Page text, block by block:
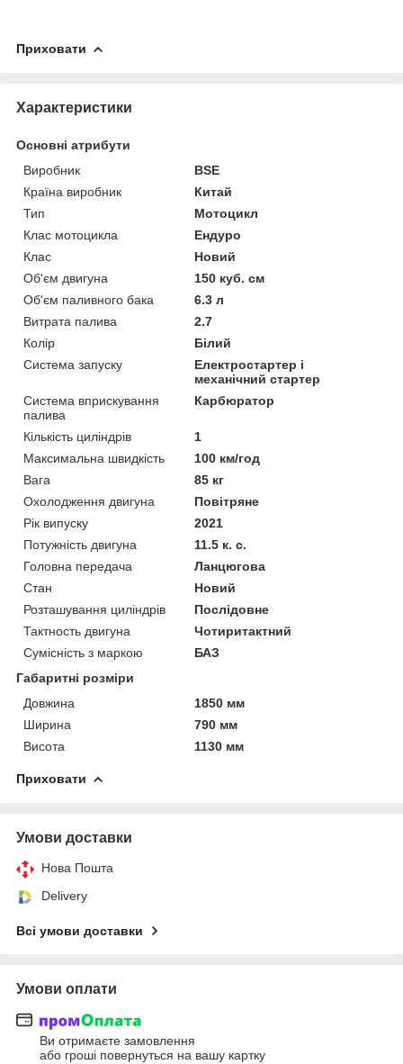
Приховати
Характеристики
Основні атрибути
Виробник
BSE
Країна виробник
Китай
Тип
Мотоцикл
Клас мотоцикла
Ендуро
Клас
Новий
Об'єм двигуна
150 куб. см
Об'єм паливного бака
6.3 л
Витрата палива
2.7
Колір
Білий
Система запуску
Електростартер і
механічний стартер
Система вприскування
палива
Карбюратор
Кількість циліндрів
1
Максимальна швидкість
100 км/год
Вага
85 кг
Охолодження двигуна
Повітряне
Рік випуску
2021
Потужність двигуна
11.5 к. с.
Головна передача
Ланцюгова
Стан
Новий
Розташування циліндрів
Послідовне
Тактность двигуна
Чотиритактний
Сумісність з маркою
БАЗ
Габаритні розміри
Довжина
1850 мм
Ширина
790 мм
Висота
1130 мм
Приховати
Умови доставки
Нова Пошта
Delivery
Всі умови доставки
Умови оплати
Ви отримаєте замовлення
або гроші повернуться на вашу картку